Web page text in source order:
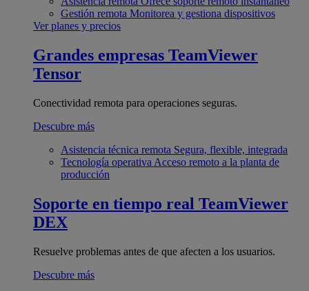
Gestión remota Monitorea y gestiona dispositivos
Ver planes y precios
Grandes empresas TeamViewer
Tensor
Conectividad remota para operaciones seguras.
Descubre más
Asistencia técnica remota Segura, flexible, integrada
Tecnología operativa Acceso remoto a la planta de
producción
Soporte en tiempo real TeamViewer
DEX
Resuelve problemas antes de que afecten a los usuarios.
Descubre más